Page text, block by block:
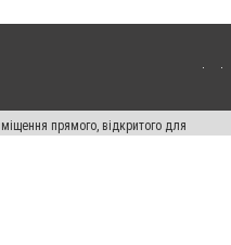
прямого, відкритого для